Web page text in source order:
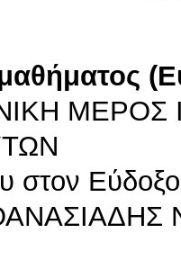
ΜΕΡΟΣ
στον